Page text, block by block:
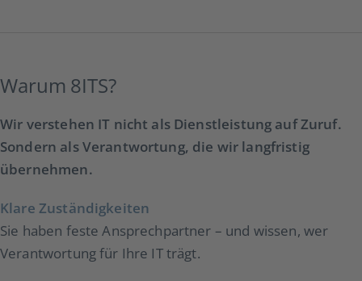
Warum 8ITS?
Wir verstehen IT nicht als Dienstleistung auf Zuruf.
Sondern als Verantwortung, die wir langfristig
übernehmen.
Klare Zuständigkeiten
Sie haben feste Ansprechpartner – und wissen, wer
Verantwortung für Ihre IT trägt.